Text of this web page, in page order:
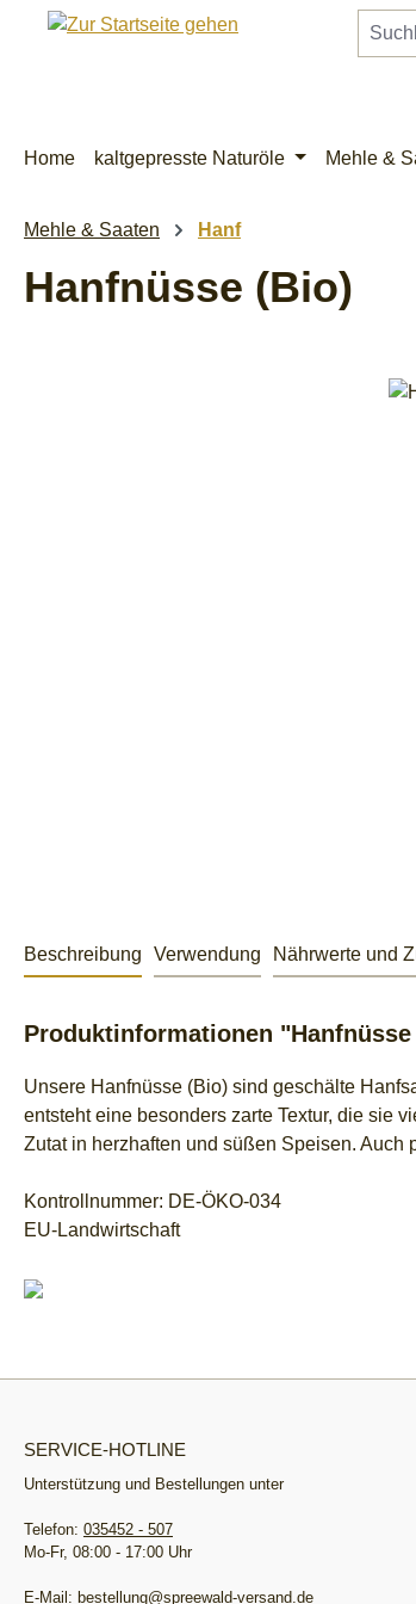
Hauptinhalt springen
Zur Suche springen
Zur Hauptnavigation springen
Home kaltgepresste Naturöle Mehle &
Mehle & Saaten Hanf
Hanfnüsse (Bio)
Beschreibung Verwendung Nährwerte und
Produktinformationen
Unsere Hanfnüsse (Bio) sind geschälte
entsteht eine besonders zarte Textur, die sie
Zutat in herzhaften und süßen Speisen. Auch
Kontrollnummer: DE-ÖKO-034
EU-Landwirtschaft
SERVICE-HOTLINE
Unterstützung und Bestellungen unter
Telefon: 035452 - 507
Mo-Fr, 08:00 - 17:00 Uhr
E-Mail: bestellung@spreewald-versand.de